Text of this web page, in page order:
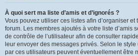
À quoi sert ma liste d’amis et d’ignorés ?
Vous pouvez utiliser ces listes afin d’organiser
forum. Les membres ajoutés à votre liste d’amis
de contrôle de l’utilisateur afin de consulter
leur envoyer des messages privés. Selon le
par ces utilisateurs peuvent éventuellement être